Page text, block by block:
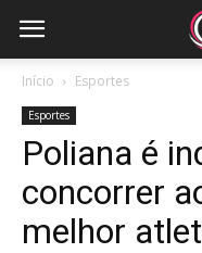
Início Esportes
Esportes
Poliana é
concorrer
melhor